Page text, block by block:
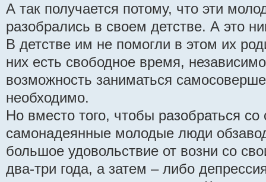
А так получается потому, что эти
разобрались в своем детстве. А это
В детстве им не помогли в этом их
них есть свободное время,
возможность заниматься
необходимо.
Но вместо того, чтобы разобраться
самонадеянные молодые люди
большое удовольствие от возни со
два-три года, а затем – либо